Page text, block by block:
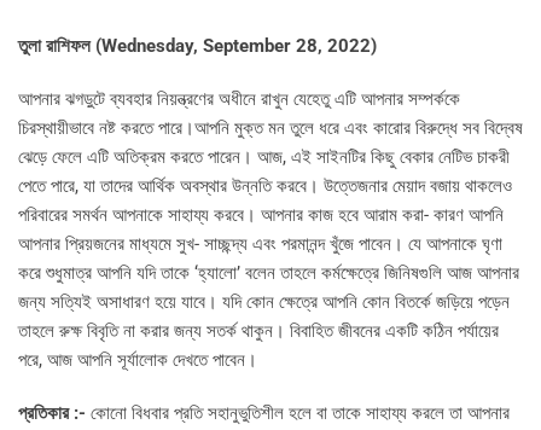
তুলা রাশিফল (Wednesday, September 28, 2022)
আপনার ঝগড়ুটে ব্যবহার নিয়ন্ত্রণের অধীনে রাখুন যেহেতু এটি আপনার সম্পর্ককে
চিরস্থায়ীভাবে নষ্ট করতে পারে।আপনি মুক্ত মন তুলে ধরে এবং কারোর বিরুদ্ধে সব বিদ্বেষ
ঝেড়ে ফেলে এটি অতিক্রম করতে পারেন। আজ, এই সাইনটির কিছু বেকার নেটিভ চাকরী
পেতে পারে, যা তাদের আর্থিক অবস্থার উন্নতি করবে। উত্তেজনার মেয়াদ বজায় থাকলেও
পরিবারের সমর্থন আপনাকে সাহায্য করবে। আপনার কাজ হবে আরাম করা- কারণ আপনি
আপনার প্রিয়জনের মাধ্যমে সুখ- সাচ্ছন্দ্য এবং পরমানন্দ খুঁজে পাবেন। যে আপনাকে ঘৃণা
করে শুধুমাত্র আপনি যদি তাকে ‘হ্যালো’ বলেন তাহলে কর্মক্ষেত্রে জিনিষগুলি আজ আপনার
জন্য সত্যিই অসাধারণ হয়ে যাবে। যদি কোন ক্ষেত্রে আপনি কোন বিতর্কে জড়িয়ে পড়েন
তাহলে রুক্ষ বিবৃতি না করার জন্য সতর্ক থাকুন। বিবাহিত জীবনের একটি কঠিন পর্যায়ের
পরে, আজ আপনি সূর্যালোক দেখতে পাবেন।
প্রতিকার :- কোনো বিধবার প্রতি সহানুভুতিশীল হলে বা তাকে সাহায্য করলে তা আপনার